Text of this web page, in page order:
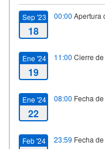
Sep '23
18
00:00 Apertura
Ene '24
19
11:00 Cierre
Ene '24
22
08:00 Fecha
Feb '24 23:59 Fecha